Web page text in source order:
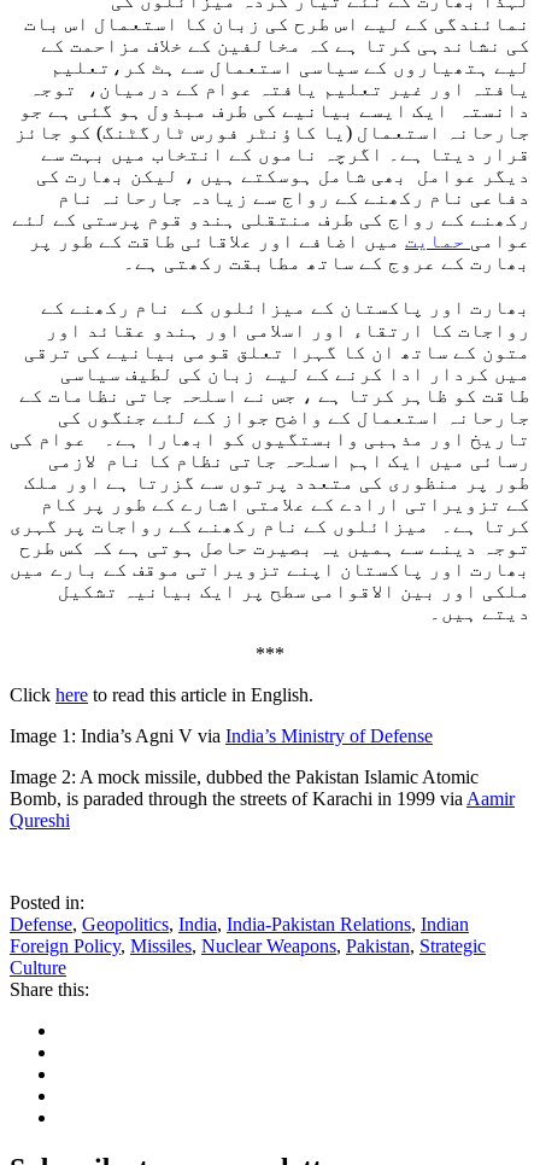
نمائندگی کے لیے اس طرح کی زبان کا استعمال اس بات
کی نشاندہی کرتا ہے کہ مخالفین کے خلاف مزاحمت کے
لیے ہتھیاروں کے سیاسی استعمال سے ہٹ کر،تعلیم
یافتہ اور غیر تعلیم یافتہ عوام کے درمیان، توجہ
دانستہ ایک ایسے بیانیے کی طرف مبذول ہو گئی ہے جو
جارحانہ استعمال (یا کاؤنٹر فورس ٹارگٹنگ) کو جائز
قرار دیتا ہے۔ اگرچہ ناموں کے انتخاب میں بہت سے
دیگر عوامل بھی شامل ہوسکتے ہیں ، لیکن بھارت کی
دفاعی نام رکھنے کے رواج سے زیادہ جارحانہ نام
رکھنے کے رواج کی طرف منتقلی ہندو قوم پرستی کے لئے
عوامی حمایت میں اضافے اور علاقائی طاقت کے طور پر
بھارت کے عروج کے ساتھ مطابقت رکھتی ہے۔
رواجات کا ارتقاء اور اسلامی اور ہندو عقائد اور
متون کے ساتھ ان کا گہرا تعلق قومی بیانیے کی ترقی
میں کردار ادا کرنے کے لیے زبان کی لطیف سیاسی
طاقت کو ظاہر کرتا ہے ، جس نے اسلحہ جاتی نظامات کے
جارحانہ استعمال کے واضح جواز کے لئے جنگوں کی
تاریخ اور مذہبی وابستگیوں کو ابھارا ہے۔ عوام کی
رسائی میں ایک اہم اسلحہ جاتی نظام کا نام لازمی
طور پر منظوری کی متعدد پرتوں سے گزرتا ہے اور ملک
کے تزویراتی ارادے کے علامتی اشارے کے طور پر کام
کرتا ہے۔ میزائلوں کے نام رکھنے کے رواجات پر گہری
توجہ دینے سے ہمیں یہ بصیرت حاصل ہوتی ہے کہ کس طرح
بھارت اور پاکستان اپنے تزویراتی موقف کے بارے میں
ملکی اور بین الاقوامی سطح پر ایک بیانیہ تشکیل
دیتے ہیں۔
***
Click here to read this article in English.
Image 1: India’s Agni V via India’s Ministry of Defense
Image 2: A mock missile, dubbed the Pakistan Islamic Atomic
Bomb, is paraded through the streets of Karachi in 1999 via Aamir
Qureshi
Posted in:
Defense, Geopolitics, India, India-Pakistan Relations, Indian
Foreign Policy, Missiles, Nuclear Weapons, Pakistan, Strategic
Culture
Share this: